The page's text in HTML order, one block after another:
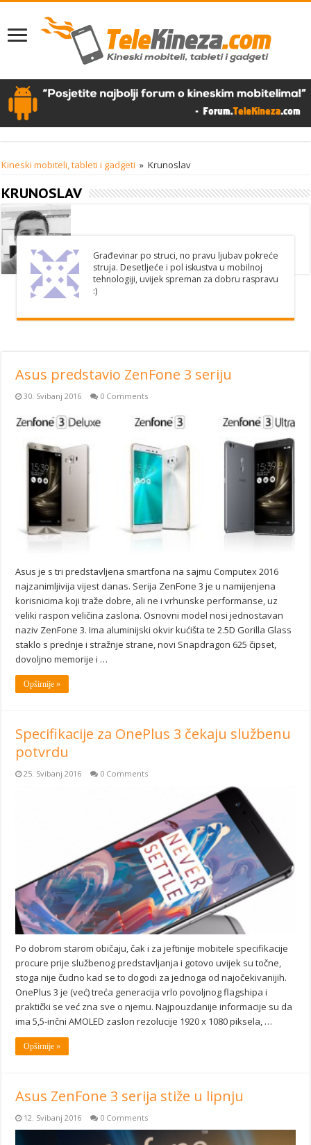
Kineski mobiteli, tableti i gadgeti » Krunoslav
KRUNOSLAV
Građevinar po struci, no pravu ljubav pokreće
struja. Desetljeće i pol iskustva u mobilnoj
tehnologiji, uvijek spreman za dobru raspravu
:)
Asus predstavio ZenFone 3 seriju
30. Svibanj 2016 0 Comments
Asus je s tri predstavljena smartfona na sajmu Computex 2016
najzanimljivija vijest danas. Serija ZenFone 3 je u namijenjena
korisnicima koji traže dobre, ali ne i vrhunske performanse, uz
veliki raspon veličina zaslona. Osnovni model nosi jednostavan
naziv ZenFone 3. Ima aluminijski okvir kućišta te 2.5D Gorilla Glass
staklo s prednje i stražnje strane, novi Snapdragon 625 čipset,
dovoljno memorije i …
Opširnije »
Specifikacije za OnePlus 3 čekaju službenu
potvrdu
25. Svibanj 2016 0 Comments
Po dobrom starom običaju, čak i za jeftinije mobitele specifikacije
procure prije službenog predstavljanja i gotovo uvijek su točne,
stoga nije čudno kad se to dogodi za jednoga od najočekivanijih.
OnePlus 3 je (već) treća generacija vrlo povoljnog flagshipa i
praktički se već zna sve o njemu. Najpouzdanije informacije su da
ima 5,5-inčni AMOLED zaslon rezolucije 1920 x 1080 piksela, …
Opširnije »
Asus ZenFone 3 serija stiže u lipnju
12. Svibanj 2016 0 Comments